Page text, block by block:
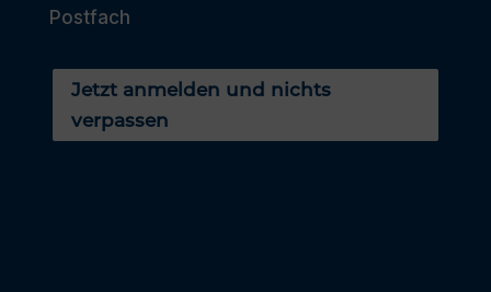
Postfach
Jetzt anmelden und nichts
verpassen